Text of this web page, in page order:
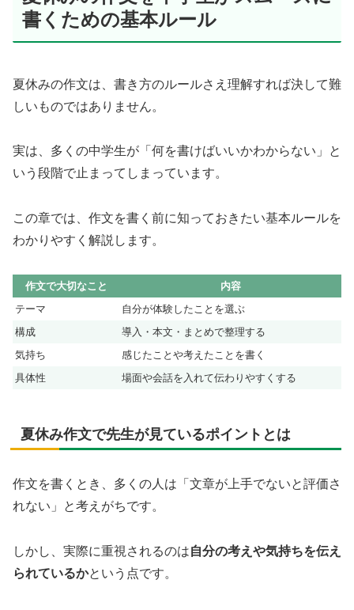
書くための基本ルール
夏休みの作文は、書き方のルールさえ理解すれば決して難
しいものではありません。
実は、多くの中学生が「何を書けばいいかわからない」と
いう段階で止まってしまっています。
この章では、作文を書く前に知っておきたい基本ルールを
わかりやすく解説します。
作文で大切なこと
内容
テーマ
自分が体験したことを選ぶ
構成
導入・本文・まとめで整理する
気持ち
感じたことや考えたことを書く
具体性
場面や会話を入れて伝わりやすくする
夏休み作文で先生が見ているポイントとは
作文を書くとき、多くの人は「文章が上手でないと評価さ
れない」と考えがちです。
しかし、実際に重視されるのは自分の考えや気持ちを伝え
られているかという点です。